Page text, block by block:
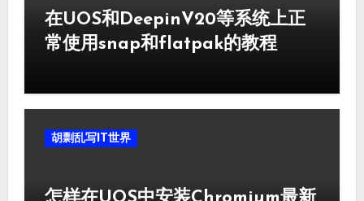
在UOS和DeepinV20等系统上正
常使用snap和flatpak的教程
胡剽乱写IT世界